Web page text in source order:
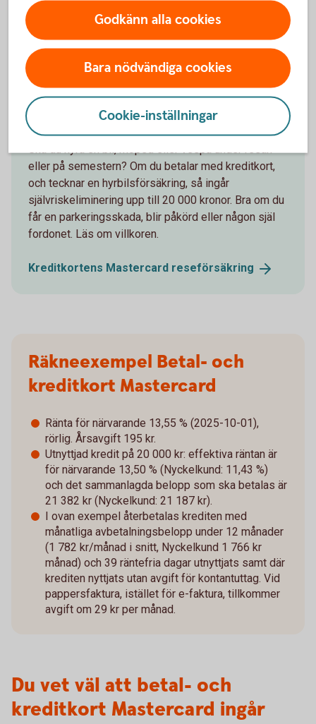
Slipp del av självrisken om hyrbilen
krånglar
Ska du hyra en bil, moped eller vespa under resan
eller på semestern? Om du betalar med kreditkort,
och tecknar en hyrbilsförsäkring, så ingår
självriskeliminering upp till 20 000 kronor. Bra om du
får en parkeringsskada, blir påkörd eller någon själ
fordonet. Läs om villkoren.
Kreditkortens Mastercard reseförsäkring
Räkneexempel Betal- och
kreditkort Mastercard
Ränta för närvarande 13,55 % (2025-10-01),
rörlig. Årsavgift 195 kr.
Utnyttjad kredit på 20 000 kr: effektiva räntan är
för närvarande 13,50 % (Nyckelkund: 11,43 %)
och det sammanlagda belopp som ska betalas är
21 382 kr (Nyckelkund: 21 187 kr).
I ovan exempel återbetalas krediten med
månatliga avbetalningsbelopp under 12 månader
(1 782 kr/månad i snitt, Nyckelkund 1 766 kr
månad) och 39 räntefria dagar utnyttjats samt där
krediten nyttjats utan avgift för kontantuttag. Vid
pappersfaktura, istället för e-faktura, tillkommer
avgift om 29 kr per månad.
Du vet väl att betal- och
kreditkort Mastercard ingår
Godkänn alla cookies
Bara nödvändiga cookies
Cookie-inställningar